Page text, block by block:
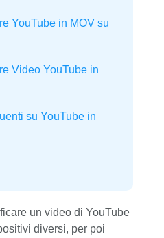
YouTube in MOV su
Video YouTube in
su YouTube in
un video di YouTube
diversi, per poi